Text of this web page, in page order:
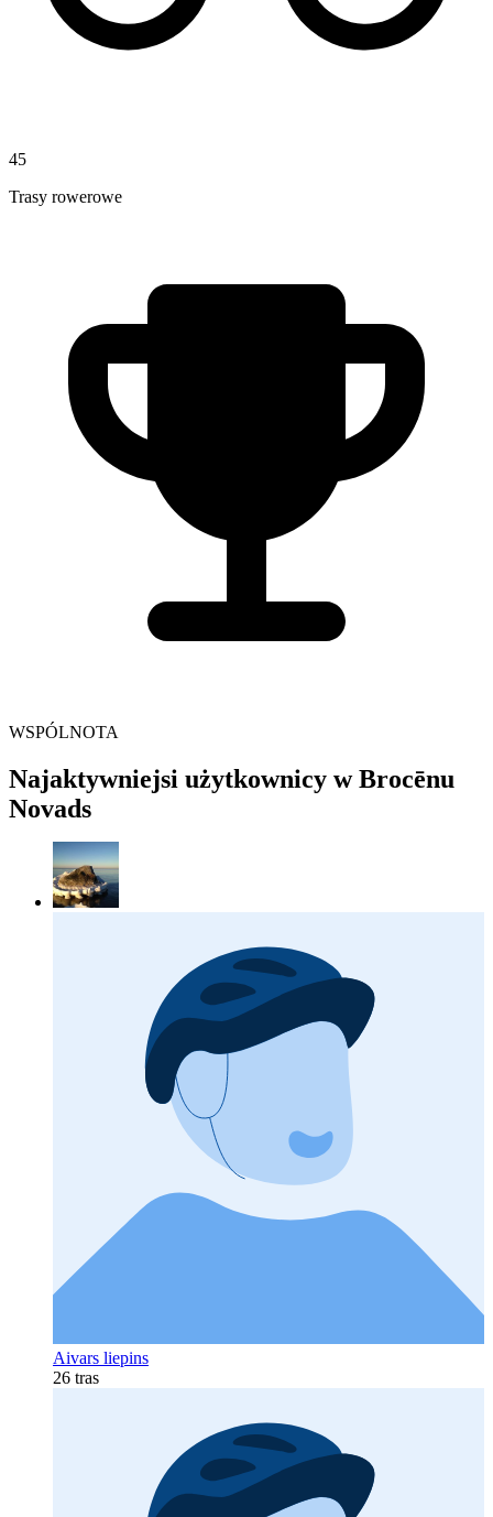
45
Trasy rowerowe
WSPÓLNOTA
Najaktywniejsi użytkownicy w Brocēnu
Novads
Aivars liepins
26 tras